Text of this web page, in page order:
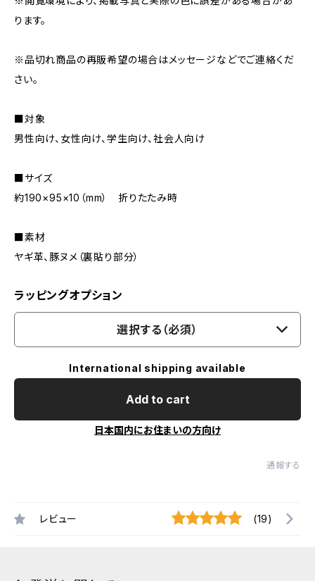
ります。
※品切れ商品の再販希望の場合はメッセージなどでご連絡くだ
さい。
■対象
男性向け、女性向け、学生向け、社会人向け
■サイズ
約190×95×10（mm） 折りたたみ時
■素材
ヤギ革、豚ヌメ（裏貼り部分）
ラッピングオプション
選択する（必須）
International shipping available
Add to cart
日本国内にお住まいの方向け
通報する
レビュー (19)